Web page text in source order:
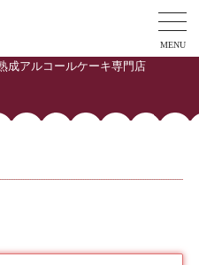
MENU
成アルコールケーキ専門店